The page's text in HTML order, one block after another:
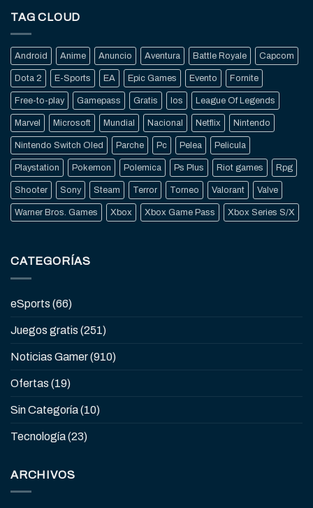
TAG CLOUD
Android Anime Anuncio Aventura Battle Royale Capcom
Dota 2 E-Sports EA Epic Games Evento Fornite
Free-to-play Gamepass Gratis Ios League Of Legends
Marvel Microsoft Mundial Nacional Netflix Nintendo
Nintendo Switch Oled Parche Pc Pelea Pelicula
Playstation Pokemon Polemica Ps Plus Riot games Rpg
Shooter Sony Steam Terror Torneo Valorant Valve
Warner Bros. Games Xbox Xbox Game Pass Xbox Series S/X
CATEGORÍAS
eSports (66)
Juegos gratis (251)
Noticias Gamer(910)
Ofertas (19)
Sin Categoría(10)
Tecnología(23)
ARCHIVOS